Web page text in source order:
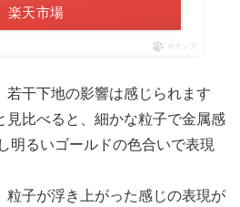
楽天市場
ポチップ
若干下地の影響は感じられます
見比べると、細かな粒子で金属感
明るいゴールドの色合いで表現
粒子が浮き上がった感じの表現が